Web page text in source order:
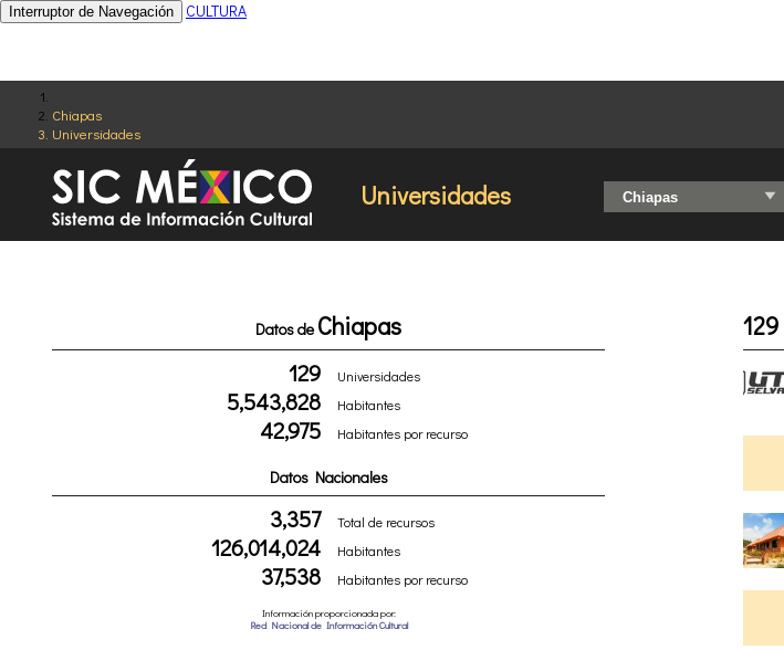
Chiapas
Universidades
Universidades
Interruptor de Navegación CULTURA
Datos de Chiapas
129 Universidades
5,543,828 Habitantes
42,975 Habitantes por recurso
Datos Nacionales
3,357 Total de recursos
126,014,024 Habitantes
37,538 Habitantes por recurso
Información proporcionada por:
Red Nacional de Información Cultural
129